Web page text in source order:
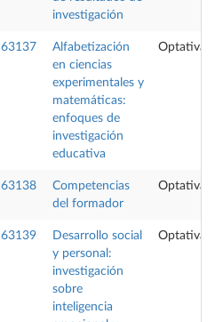
investigación
63137
Alfabetización
en ciencias
experimentales y
matemáticas:
enfoques de
investigación
educativa
Optativa
63138
Competencias
del formador
Optativa
63139
Desarrollo social
y personal:
investigación
sobre
inteligencia
Optativa